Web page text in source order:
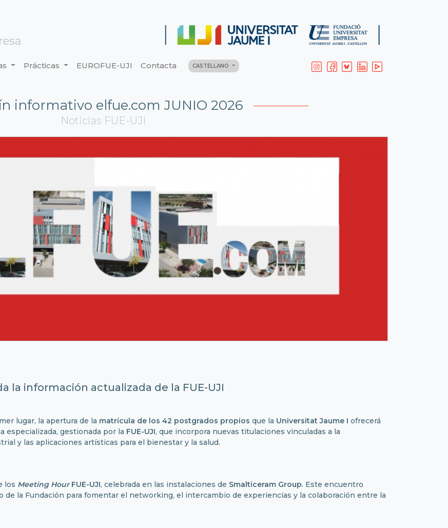
Prácticas EUROFUE-UJI Contacta CASTELLANO
informativo elfue.com JUNIO 2026
Noticias FUE-UJI
la información actualizada de la FUE-UJI
lugar, la apertura de la matrícula de los 42 postgrados propios que la Universitat Jaume I ofrecerá
especializada, gestionada por la FUE-UJI, que incorpora nuevas titulaciones vinculadas a la
y las aplicaciones artísticas para el bienestar y la salud.
los Meeting Hour FUE-UJI, celebrada en las instalaciones de Smalticeram Group. Este encuentro
la Fundación para fomentar el networking, el intercambio de experiencias y la colaboración entre la